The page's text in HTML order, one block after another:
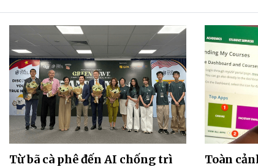
Từ bã cà phê đến AI chống trì
Toàn